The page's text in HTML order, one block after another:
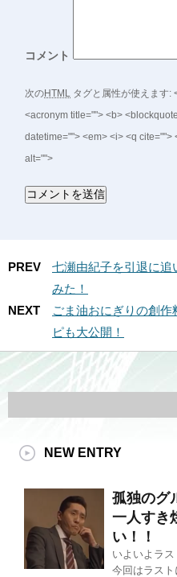
コメント
次のHTML タグと属性が使えます:
<acronym title=""> <b>
datetime=""> <em> <i> <q
alt="">
PREV
七瀬由紀子を引退に追
みた！
NEXT
ごま油おにぎりの創
ピも大公開！
NEW ENTRY
孤独のグ
一人すき
い！！
いよいよラ
今回はラスト